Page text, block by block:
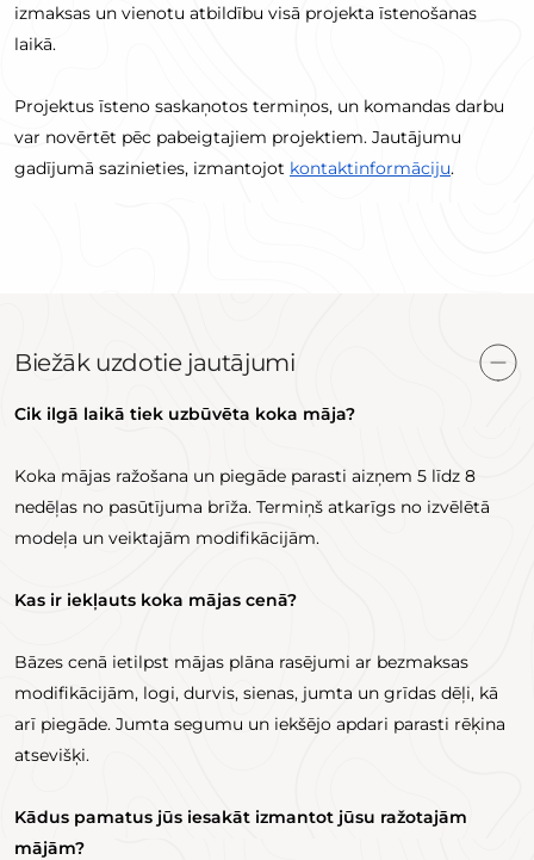
izmaksas un vienotu atbildību visā projekta īstenošanas
laikā.
Projektus īsteno saskaņotos termiņos, un komandas darbu
var novērtēt pēc pabeigtajiem projektiem. Jautājumu
gadījumā sazinieties, izmantojot kontaktinformāciju.
Biežāk uzdotie jautājumi
Cik ilgā laikā tiek uzbūvēta koka māja?
Koka mājas ražošana un piegāde parasti aizņem 5 līdz 8
nedēļas no pasūtījuma brīža. Termiņš atkarīgs no izvēlētā
modeļa un veiktajām modifikācijām.
Kas ir iekļauts koka mājas cenā?
Bāzes cenā ietilpst mājas plāna rasējumi ar bezmaksas
modifikācijām, logi, durvis, sienas, jumta un grīdas dēļi, kā
arī piegāde. Jumta segumu un iekšējo apdari parasti rēķina
atsevišķi.
Kādus pamatus jūs iesakāt izmantot jūsu ražotajām
mājām?